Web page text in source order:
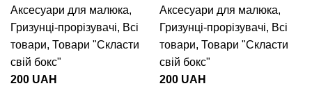
Аксесуари для малюка,
Гризунці-прорізувачі, Всі
товари, Товари "Cкласти
свій бокс"
200 UAH
Аксесуари для малюка,
Гризунці-прорізувачі, Всі
товари, Товари "Cкласти
свій бокс"
200 UAH